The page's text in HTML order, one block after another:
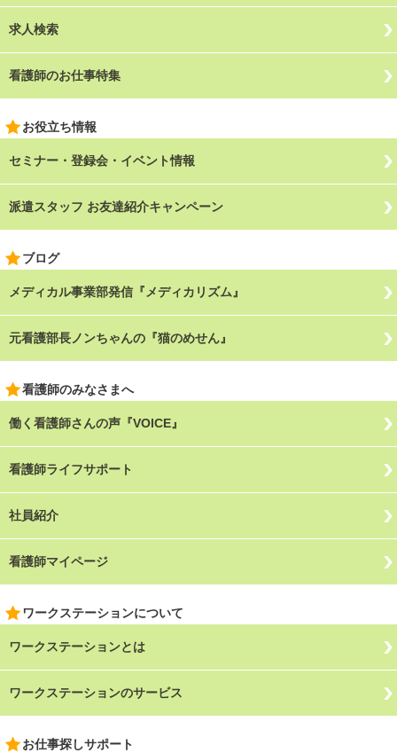
求人検索
看護師のお仕事特集
お役立ち情報
セミナー・登録会・イベント情報
派遣スタッフ お友達紹介キャンペーン
ブログ
メディカル事業部発信『メディカリズム』
元看護部長ノンちゃんの『猫のめせん』
看護師のみなさまへ
働く看護師さんの声『VOICE』
看護師ライフサポート
社員紹介
看護師マイページ
ワークステーションについて
ワークステーションとは
ワークステーションのサービス
お仕事探しサポート